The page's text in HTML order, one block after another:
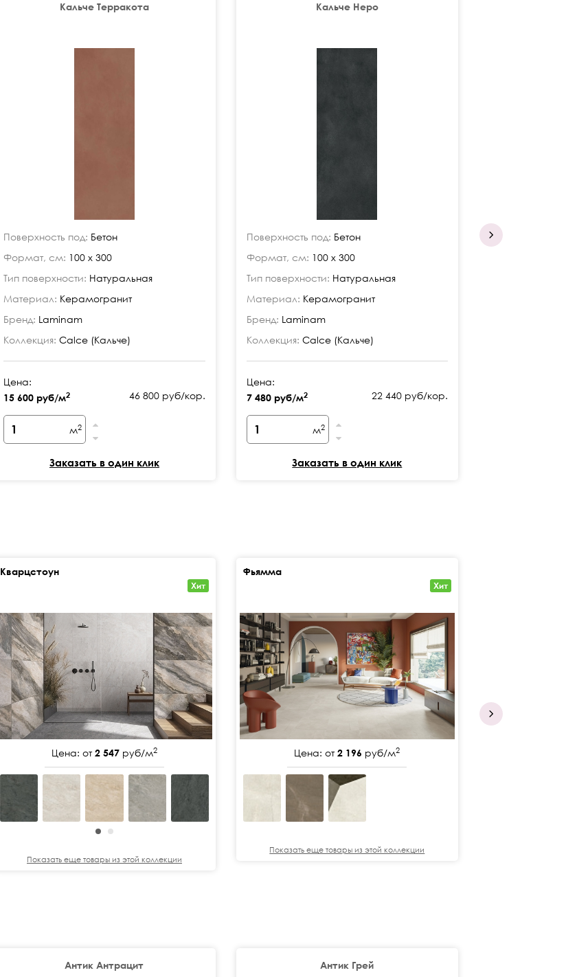
Кальче Терракота
Поверхность под: Бетон
Формат, см: 100 x 300
Тип поверхности: Натуральная
Материал: Керамогранит
Бренд: Laminam
Коллекция: Calce (Кальче)
Цена:
15 600 руб/м2 46 800 руб/кор.
м2
Заказать в один клик
Кальче Неро
Поверхность под: Бетон
Формат, см: 100 x 300
Тип поверхности: Натуральная
Материал: Керамогранит
Бренд: Laminam
Коллекция: Calce (Кальче)
Цена:
7 480 руб/м2 22 440 руб/кор.
м2
Заказать в один клик
Поверхность
Кварцстоун
Хит
Цена: от2 547руб/м2
Показать еще товары из этой коллекции
Фьямма
Хит
Цена: от2 196 руб/м2
Показать еще товары из этой коллекции
Антик Антрацит Антик Грей